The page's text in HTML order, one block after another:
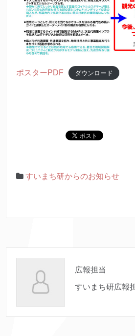
ポスターPDF ダウンロード
すいまち研からのお知らせ
広報担当
すいまち研広報